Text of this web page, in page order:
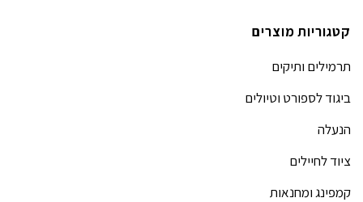
קטגוריות מוצרים
תרמילים ותיקים
ביגוד לספורט וטיולים
הנעלה
ציוד לחיילים
קמפינג ומחנאות